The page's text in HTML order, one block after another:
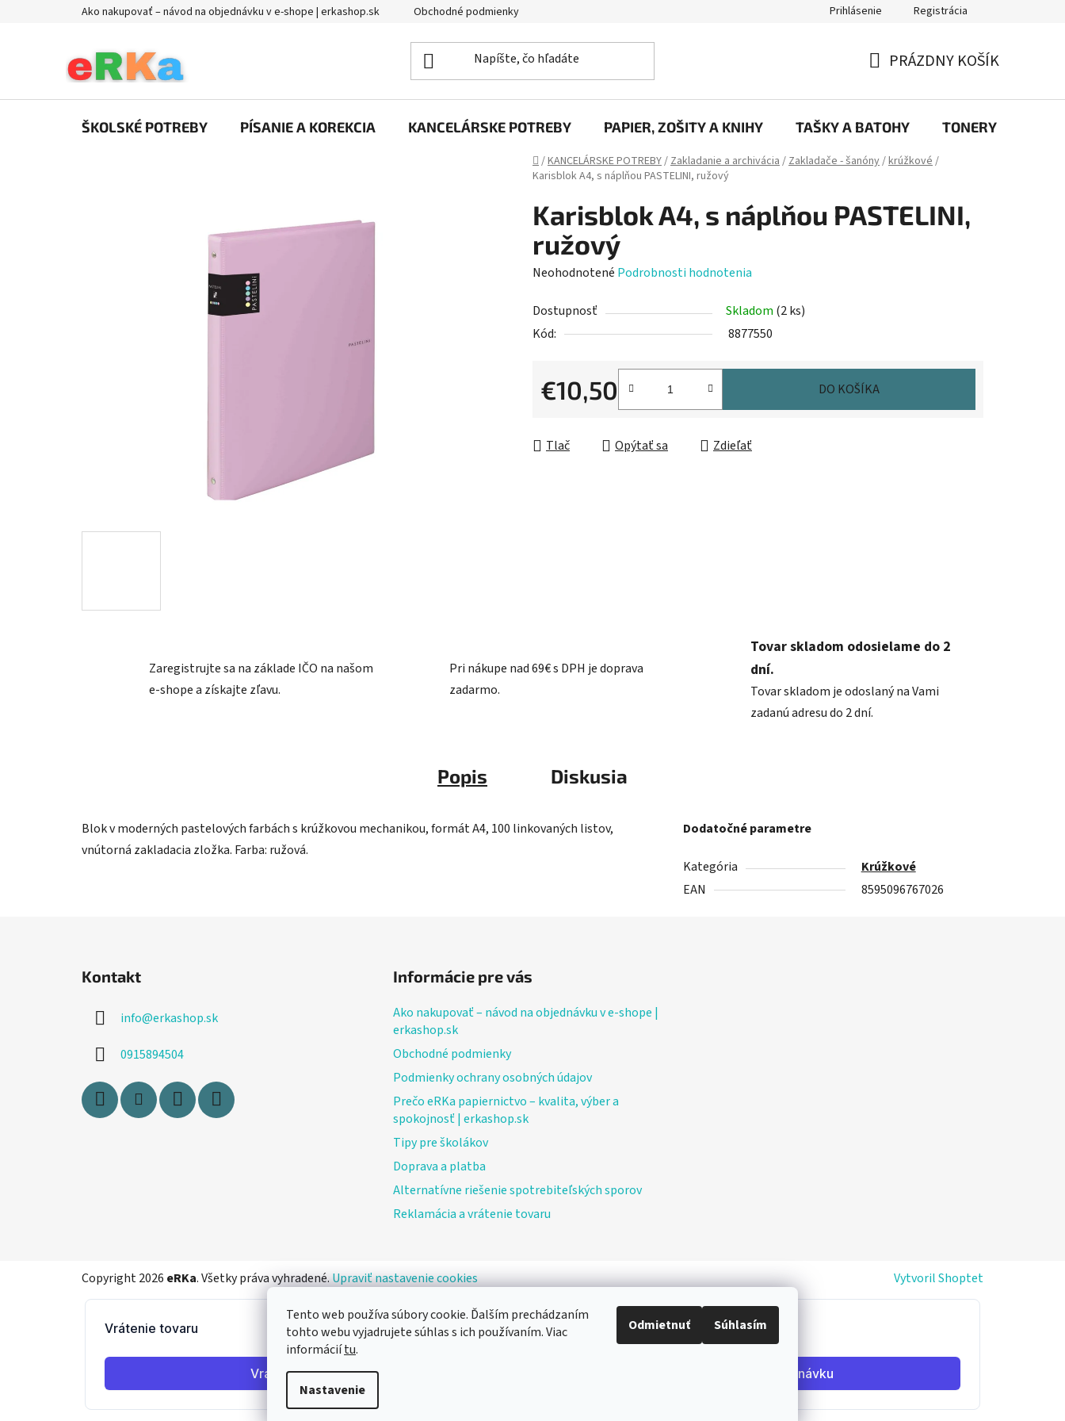
Tento web používa súbory cookie. Ďalším prechádzaním
tohto webu vyjadrujete súhlas s ich používaním. Viac
informáciítu.
Nastavenie
Odmietnuť Súhlasím
Ako nakupovať – návod na objednávku v e-shope | erkashop.sk Obchodné podmienky Prečo eRKa papiernictvo – kvalita, výber a spokojnosť |
Prihlásenie Registrácia
KOŠÍK
PRÁZDNY KOŠÍK
ŠKOLSKÉ POTREBY PÍSANIE A KOREKCIA KANCELÁRSKE POTREBY PAPIER, ZOŠITY A KNIHY TAŠKY A BATOHY TONERY
Domov
/KANCELÁRSKE POTREBY/Zakladanie a archivácia/Zakladače - šanóny/krúžkové/
Karisblok A4, s náplňou PASTELINI, ružový
Karisblok A4, s náplňou PASTELINI,
ružový
Priemerné
produktu
je
Neohodnotené Podrobnosti hodnotenia
Dostupnosť Skladom (2 ks)
Kód:
8877550
€10,50
Jednotková cena:
DO KOŠÍKA
Tlač Opýtať sa Zdieľať
Zaregistrujte sa na základe IČO na našom
e-shope a získajte zľavu.
Pri nákupe nad 69€ s DPH je doprava
zadarmo.
Tovar skladom odosielame do 2
dní.
Tovar skladom je odoslaný na Vami
zadanú adresu do 2 dní.
Popis Diskusia
Blok v moderných pastelových farbách s krúžkovou mechanikou, formát A4, 100 linkovaných listov,
vnútorná zakladacia zložka. Farba: ružová.
Dodatočné parametre
Kategória
Krúžkové
EAN
8595096767026
Kontakt
info@erkashop.sk
0915894504
Informácie pre vás
Ako nakupovať – návod na objednávku v e-shope |
erkashop.sk
Obchodné podmienky
Podmienky ochrany osobných údajov
Prečo eRKa papiernictvo – kvalita, výber a
spokojnosť | erkashop.sk
Tipy pre školákov
Doprava a platba
Alternatívne riešenie spotrebiteľských sporov
Reklamácia a vrátenie tovaru
Vytvoril Shoptet
Copyright 2026 eRKa. Všetky práva vyhradené.Upraviť nastavenie cookies